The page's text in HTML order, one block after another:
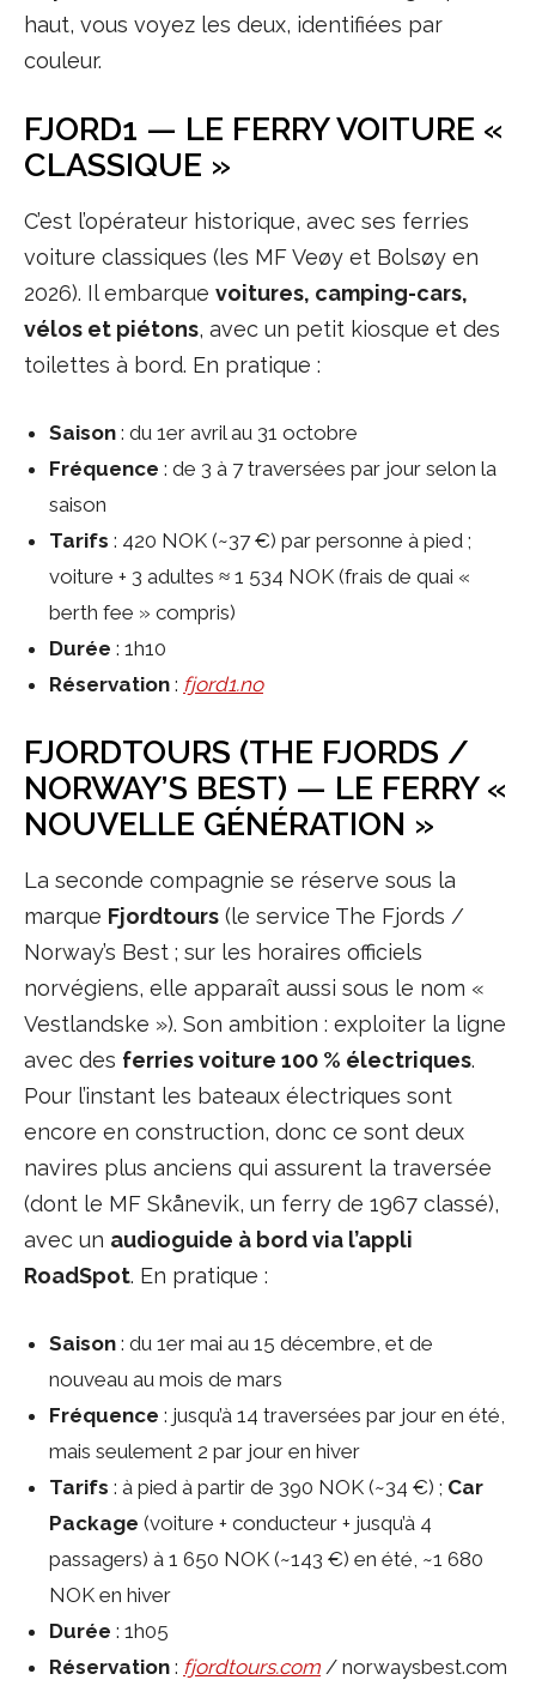
haut, vous voyez les deux, identifiées par
couleur.
FJORD1 — LE FERRY VOITURE «
CLASSIQUE »
C’est l’opérateur historique, avec ses ferries
voiture classiques (les MF Veøy et Bolsøy en
2026). Il embarque voitures, camping-cars,
vélos et piétons, avec un petit kiosque et des
toilettes à bord. En pratique :
Saison : du 1er avril au 31 octobre
Fréquence : de 3 à 7 traversées par jour selon la
saison
Tarifs : 420 NOK (~37 €) par personne à pied ;
voiture + 3 adultes ≈ 1 534 NOK (frais de quai «
berth fee » compris)
Durée : 1h10
Réservation : fjord1.no
FJORDTOURS (THE FJORDS /
NORWAY’S BEST) — LE FERRY «
NOUVELLE GÉNÉRATION »
La seconde compagnie se réserve sous la
marque Fjordtours (le service The Fjords /
Norway’s Best ; sur les horaires officiels
norvégiens, elle apparaît aussi sous le nom «
Vestlandske »). Son ambition : exploiter la ligne
avec des ferries voiture 100 % électriques.
Pour l’instant les bateaux électriques sont
encore en construction, donc ce sont deux
navires plus anciens qui assurent la traversée
(dont le MF Skånevik, un ferry de 1967 classé),
avec un audioguide à bord via l’appli
RoadSpot. En pratique :
Saison : du 1er mai au 15 décembre, et de
nouveau au mois de mars
Fréquence : jusqu’à 14 traversées par jour en été,
mais seulement 2 par jour en hiver
Tarifs : à pied à partir de 390 NOK (~34 €) ; Car
Package (voiture + conducteur + jusqu’à 4
passagers) à 1 650 NOK (~143 €) en été, ~1 680
NOK en hiver
Durée : 1h05
Réservation : fjordtours.com / norwaysbest.com